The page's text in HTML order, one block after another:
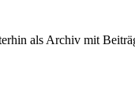
als Archiv mit